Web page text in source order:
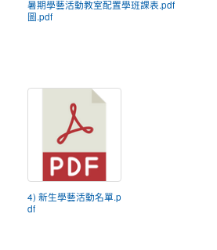
暑期學藝活動教室配置
圖.pdf
學班課表.pdf
4) 新生學藝活動名單.p
df